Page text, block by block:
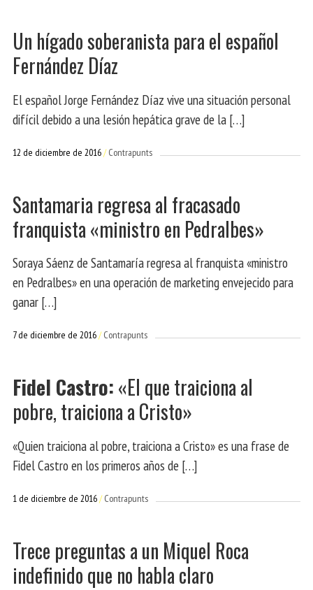
Un hígado soberanista para el español
Fernández Díaz
El español Jorge Fernández Díaz vive una situación personal
difícil debido a una lesión hepática grave de la […]
12 de diciembre de 2016 Contrapunts
Santamaria regresa al fracasado
franquista «ministro en Pedralbes»
Soraya Sáenz de Santamaría regresa al franquista «ministro
en Pedralbes» en una operación de marketing envejecido para
ganar […]
7 de diciembre de 2016 Contrapunts
Fidel Castro:«El que traiciona al
pobre, traiciona a Cristo»
«Quien traiciona al pobre, traiciona a Cristo» es una frase de
Fidel Castro en los primeros años de […]
1 de diciembre de 2016 Contrapunts
Trece preguntas a un Miquel Roca
indefinido que no habla claro